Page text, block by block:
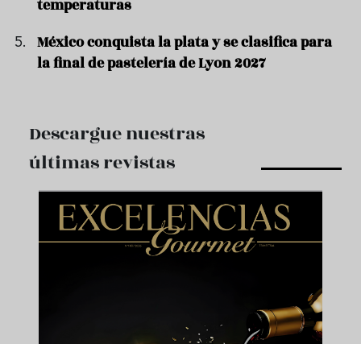
temperaturas
México conquista la plata y se clasifica para
la final de pastelería de Lyon 2027
Descargue nuestras
últimas revistas